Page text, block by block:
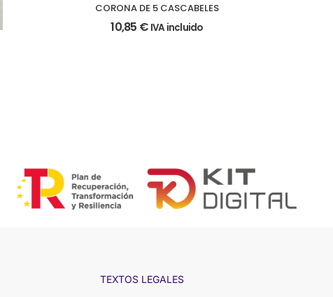
CORONA DE 5 CASCABELES
10,85 € IVA incluido
TEXTOS LEGALES